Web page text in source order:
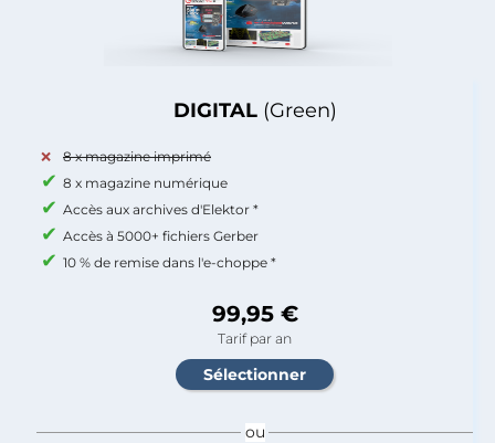
DIGITAL (Green)
8 x magazine imprimé
8 x magazine numérique
Accès aux archives d'Elektor *
Accès à 5000+ fichiers Gerber
10 % de remise dans l'e-choppe *
99,95 €
Tarif par an
ou